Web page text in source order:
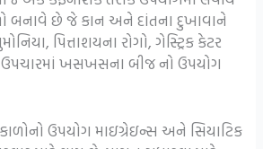
છે જે કાન અને દાંતના દુખાવાને
પિત્તાશયના રોગો, ગેસ્ટ્રિક કેટર
ખસખસના બીજ નો ઉપયોગ
ઉપયોગ માઇગ્રેઇન્સ અને સિયાટિક